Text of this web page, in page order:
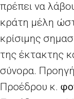
πρέπει να
κράτη μέλη
κρίσιμης
της έκτακτης
σύνορα.
Προέδρου κ.